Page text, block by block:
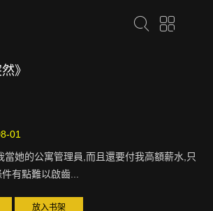
》
01
當她的公寓管理員,而且還要付我高額薪水,只
有點難以啟齒...
放入书架